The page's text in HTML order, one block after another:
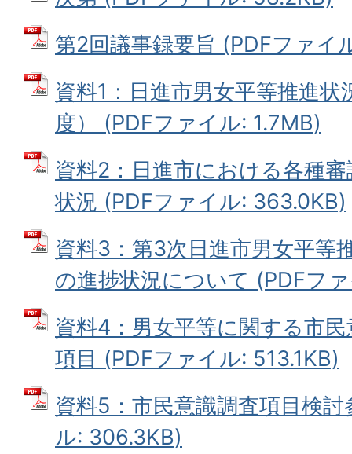
第2回議事録要旨 (PDFファイ
資料1：日進市男女平等推進
度） (PDFファイル: 1.7MB)
資料2：日進市における各種
状況 (PDFファイル: 363.0KB)
資料3：第3次日進市男女平等
の進捗状況について (PDFフ
資料4：男女平等に関する市
項目 (PDFファイル: 513.1KB)
資料5：市民意識調査項目検
ル: 306.3KB)